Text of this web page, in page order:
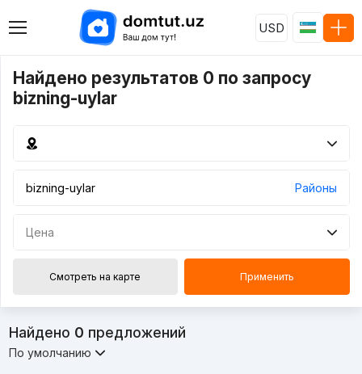
USD
Найдено результатов 0 по запросу
bizning-uylar
Районы
Цена
Смотреть на карте Применить
Найдено 0 предложений
По умолчанию